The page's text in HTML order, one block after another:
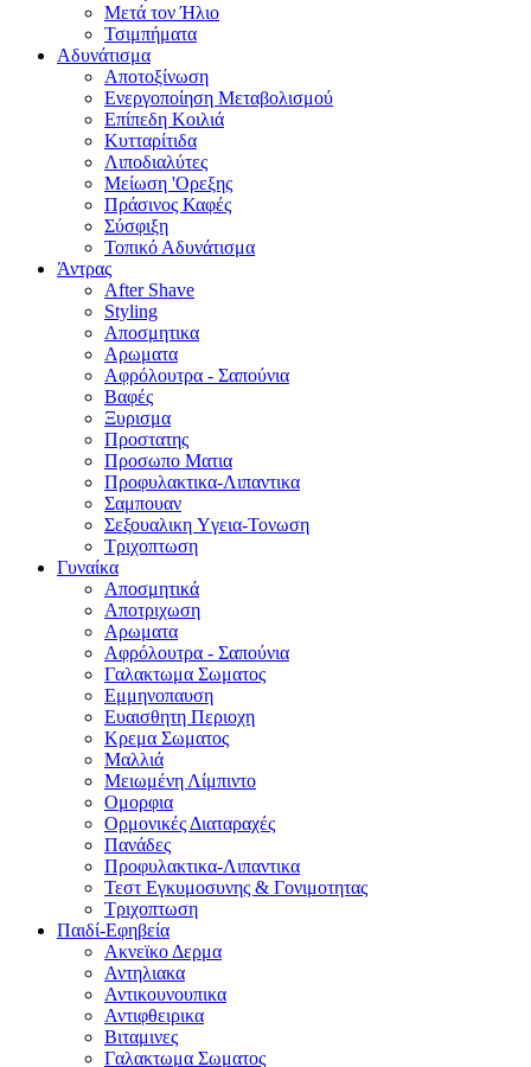
Μετά τον Ήλιο
Τσιμπήματα
Αδυνάτισμα
Αποτοξίνωση
Ενεργοποίηση Μεταβολισμού
Επίπεδη Κοιλιά
Κυτταρίτιδα
Λιποδιαλύτες
Μείωση 'Ορεξης
Πράσινος Καφές
Σύσφιξη
Τοπικό Αδυνάτισμα
Άντρας
After Shave
Styling
Αποσμητικα
Αρωματα
Αφρόλουτρα - Σαπούνια
Βαφές
Ξυρισμα
Προστατης
Προσωπο Ματια
Προφυλακτικα-Λιπαντικα
Σαμπουαν
Σεξουαλικη Yγεια-Τονωση
Τριχοπτωση
Γυναίκα
Αποσμητικά
Αποτριχωση
Αρωματα
Αφρόλουτρα - Σαπούνια
Γαλακτωμα Σωματος
Εμμηνοπαυση
Ευαισθητη Περιοχη
Κρεμα Σωματος
Μαλλιά
Μειωμένη Λίμπιντο
Ομορφια
Ορμονικές Διαταραχές
Πανάδες
Προφυλακτικα-Λιπαντικα
Τεστ Εγκυμοσυνης & Γονιμοτητας
Τριχοπτωση
Παιδί-Εφηβεία
Ακνεϊκο Δερμα
Αντηλιακα
Αντικουνουπικα
Αντιφθειρικα
Βιταμινες
Γαλακτωμα Σωματος